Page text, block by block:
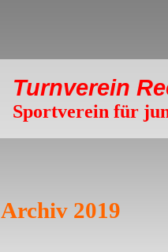
Turnverein
Sportverein für
Archiv 2019